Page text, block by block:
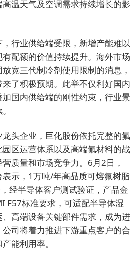
温天气及空调需求持续增长的影
行业供给端受限，新增产能难以
配额的价值持续提升。海外市场
宽三代制冷剂使用限制的消息，
了积极预期。此举不仅利好国内
国内供给端的刚性约束，行业景
头企业，巨化股份依托完整的氟
区运营体系以及高端氟材料的战
质量和市场竞争力。6月2日，
示，1万吨/年高品质可熔氟树脂
，经半导体客户测试验证，产品金
F57标准要求，可适配半导体湿
高端设备关键部件需求，成为进
司将着力推进下游重点客户的合
能利用率。